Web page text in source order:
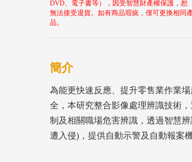
DVD、電子書等），因受智慧財產權保護，恕
無法接受退貨。如有商品瑕疵，僅可更換相同
品。
簡介
為能更快速反應、提升零售業作業
全，本研究整合影像處理辨識技術
制及相關職場危害辨識，透過智慧
遭入侵)，提供自動示警及自動報案機